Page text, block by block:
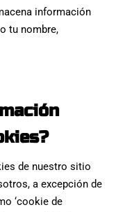
información
tu nombre,
de nuestro sitio
a excepción de
‘cookie de